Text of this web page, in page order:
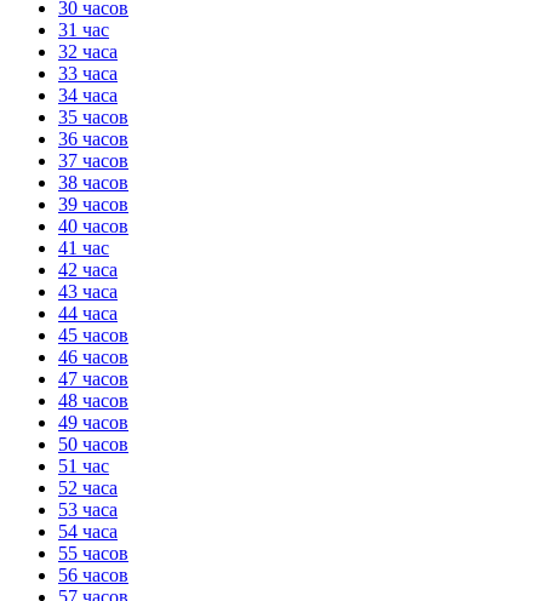
30 часов
31 час
32 часа
33 часа
34 часа
35 часов
36 часов
37 часов
38 часов
39 часов
40 часов
41 час
42 часа
43 часа
44 часа
45 часов
46 часов
47 часов
48 часов
49 часов
50 часов
51 час
52 часа
53 часа
54 часа
55 часов
56 часов
57 часов